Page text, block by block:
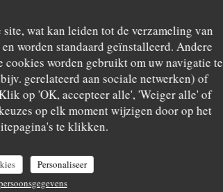
wat kan leiden tot de verzameling van
worden standaard geïnstalleerd. Andere
worden gebruikt om uw navigatie te
gerelateerd aan sociale netwerken) of
op 'OK, accepteer alle', 'Weiger alle' of
op elk moment wijzigen door op het
te klikken.
Personaliseer